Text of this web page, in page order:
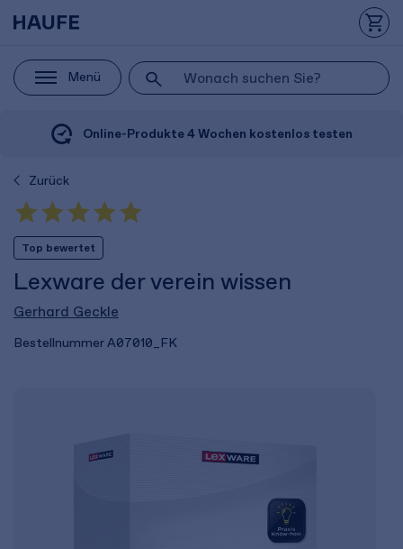
Menü
Online-Produkte 4 Wochen kostenlos testen
Zurück
Top bewertet
Lexware der verein wissen
Gerhard Geckle
BestellnummerA07010_FK